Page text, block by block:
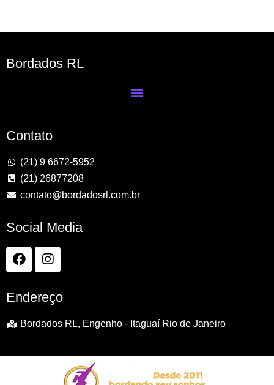
Bordados RL
Contato
(21) 9 6672-5952
(21) 26877208
contato@bordadosrl.com.br
Social Media
Endereço
Bordados RL, Engenho - Itaguaí Rio de Janeiro